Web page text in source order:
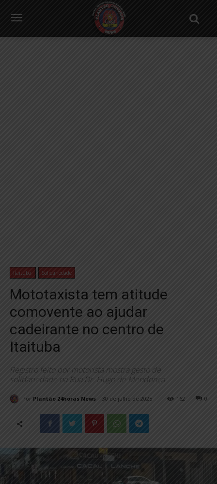
Itaituba Solidariedade
Mototaxista tem atitude
comovente ao ajudar
cadeirante no centro de
Itaituba
Registro feito por motorista mostra gesto de
solidariedade na Rua Dr. Hugo de Mendonça.
Por Plantão 24horas News 30 de julho de 2025 0
162